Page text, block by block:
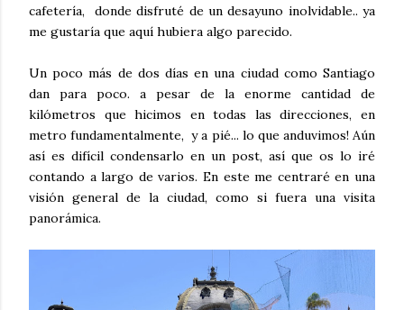
cafetería, donde disfruté de un desayuno inolvidable.. ya
me gustaría que aquí hubiera algo parecido.
Un poco más de dos días en una ciudad como Santiago
dan para poco. a pesar de la enorme cantidad de
kilómetros que hicimos en todas las direcciones, en
metro fundamentalmente, y a pié... lo que anduvimos! Aún
así es difícil condensarlo en un post, así que os lo iré
contando a largo de varios. En este me centraré en una
visión general de la ciudad, como si fuera una visita
panorámica.